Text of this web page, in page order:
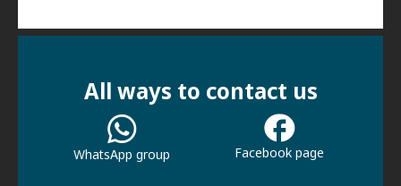
All ways to contact us
WhatsApp group Facebook page